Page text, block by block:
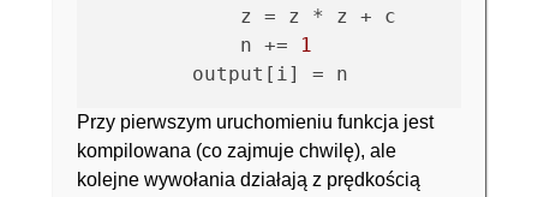
            z = z * z + c
            n +=
1
Przy pierwszym uruchomieniu funkcja jest
kompilowana (co zajmuje chwilę), ale
kolejne wywołania działają z prędkością